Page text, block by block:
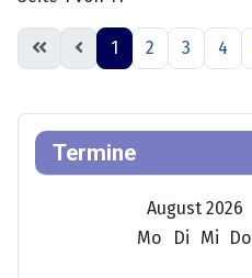
1 2 3 4
Termine
August 2026
Mo
Di Mi Do